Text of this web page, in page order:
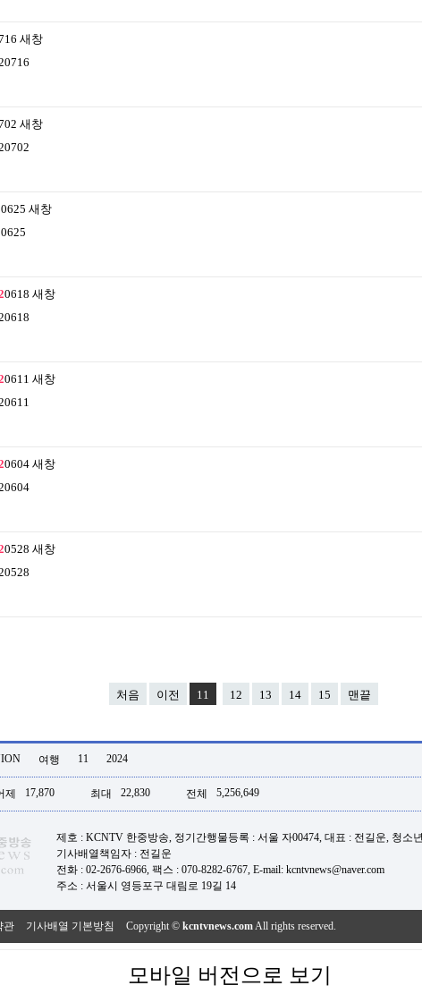
새창
새창
0625 새창
0618 새창
0611 새창
0604 새창
0528 새창
처음 이전 11 12 13 14 15 맨끝
여행 11 2024
제 17,870 최대 22,830 전체 5,256,649
제호 : KCNTV 한중방송, 정기간행물등록 : 서울 자00474, 대표 : 전길운, 청소
기사배열책임자 : 전길운
전화 : 02-2676-6966, 팩스 : 070-8282-6767, E-mail: kcntvnews@naver.com
주소 : 서울시 영등포구 대림로 19길 14
관 기사배열 기본방침 Copyright © kcntvnews.comAll rights reserved.
모바일 버전으로 보기